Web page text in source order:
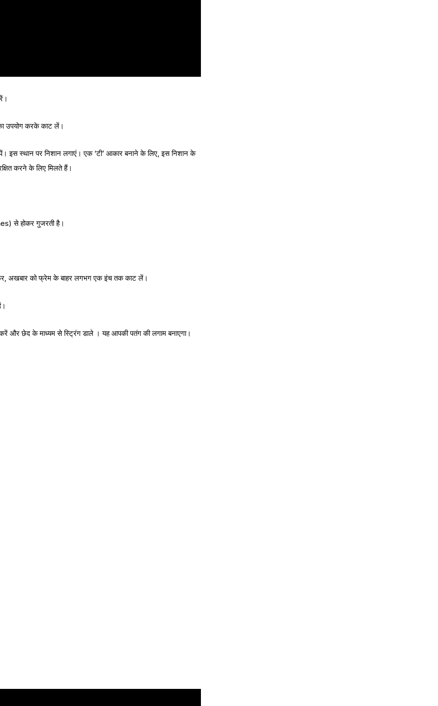
उपयोग करके काट लें।
स्थान पर निशान लगाएं। एक ‘टी’ आकार बनाने के लिए, इस निशान के
करने के लिए मिलते हैं।
से होकर गुजरती है।
अखबार को फ्रेम के बाहर लगभग एक इंच तक काट लें।
छेद के माध्यम से स्ट्रिंग डाले । यह आपकी पतंग की लगाम बनाएगा।